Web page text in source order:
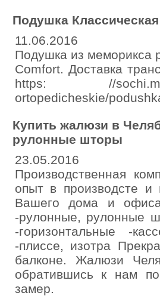
Подушка
11.06.2016
Подушка из меморикса
Comfort. Доставка
https: //
ortopedicheskie/
Купить жалюзи в
рулонные шторы
23.05.2016
Производственная
опыт в производсте
Вашего дома и
-рулонные, рулонные
-горизонтальные -
-плиссе, изотра
балконе. Жалюзи
обратившись к нам
замер.